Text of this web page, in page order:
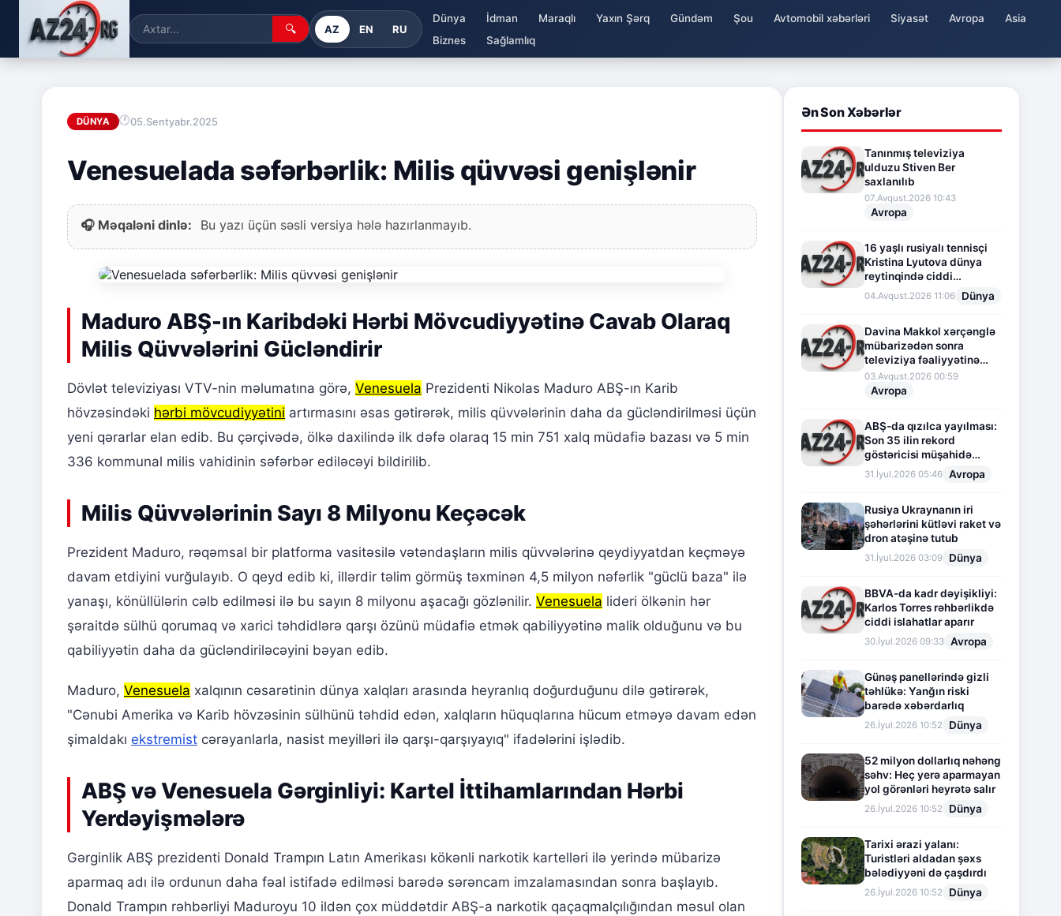
🔍 AZ EN RU
Dünya İdman Maraqlı Yaxın Şərq Gündəm Şou Avtomobil xəbərləri Siyasət Avropa
Asia
Biznes
Sağlamlıq
DÜNYA 05.Sentyabr.2025
Venesuelada səfərbərlik: Milis qüvvəsi genişlənir
🎧 Məqaləni dinlə: Bu yazı üçün səsli versiya hələ hazırlanmayıb.
Maduro ABŞ-ın Karibdəki Hərbi Mövcudiyyətinə Cavab Olaraq
Milis Qüvvələrini Gücləndirir
Dövlət televiziyası VTV-nin məlumatına görə, Venesuela Prezidenti Nikolas Maduro ABŞ-ın Karib
hövzəsindəki hərbi mövcudiyyətini artırmasını əsas gətirərək, milis qüvvələrinin daha da gücləndirilməsi üçün
yeni qərarlar elan edib. Bu çərçivədə, ölkə daxilində ilk dəfə olaraq 15 min 751 xalq müdafiə bazası və 5 min
336 kommunal milis vahidinin səfərbər ediləcəyi bildirilib.
Milis Qüvvələrinin Sayı 8 Milyonu Keçəcək
Prezident Maduro, rəqəmsal bir platforma vasitəsilə vətəndaşların milis qüvvələrinə qeydiyyatdan keçməyə
davam etdiyini vurğulayıb. O qeyd edib ki, illərdir təlim görmüş təxminən 4,5 milyon nəfərlik "güclü baza" ilə
yanaşı, könüllülərin cəlb edilməsi ilə bu sayın 8 milyonu aşacağı gözlənilir. Venesuela lideri ölkənin hər
şəraitdə sülhü qorumaq və xarici təhdidlərə qarşı özünü müdafiə etmək qabiliyyətinə malik olduğunu və bu
qabiliyyətin daha da gücləndiriləcəyini bəyan edib.
Maduro, Venesuela xalqının cəsarətinin dünya xalqları arasında heyranlıq doğurduğunu dilə gətirərək,
"Cənubi Amerika və Karib hövzəsinin sülhünü təhdid edən, xalqların hüquqlarına hücum etməyə davam edən
şimaldakı ekstremist cərəyanlarla, nasist meyilləri ilə qarşı-qarşıyayıq" ifadələrini işlədib.
ABŞ və Venesuela Gərginliyi: Kartel İttihamlarından Hərbi
Yerdəyişmələrə
Gərginlik ABŞ prezidenti Donald Trampın Latın Amerikası kökənli narkotik kartelləri ilə yerində mübarizə
aparmaq adı ilə ordunun daha fəal istifadə edilməsi barədə sərəncam imzalamasından sonra başlayıb.
Donald Trampın rəhbərliyi Maduroyu 10 ildən çox müddətdir ABŞ-a narkotik qaçaqmalçılığından məsul olan
Ən Son Xəbərlər
Tanınmış televiziya
ulduzu Stiven Ber
saxlanılıb
07.Avqust.2026 10:43
Avropa
16 yaşlı rusiyalı tennisçi
Kristina Lyutova dünya
reytinqində ciddi
irəliləyişə imza atdı
04.Avqust.2026 11:06 Dünya
Davina Makkol xərçənglə
mübarizədən sonra
televiziya fəaliyyətinə
fasilə verir
03.Avqust.2026 00:59
Avropa
ABŞ-da qızılca yayılması:
Son 35 ilin rekord
göstəricisi müşahidə
olunur
31.İyul.2026 05:46 Avropa
Rusiya Ukraynanın iri
şəhərlərini kütləvi raket və
dron atəşinə tutub
31.İyul.2026 03:09 Dünya
BBVA-da kadr dəyişikliyi:
Karlos Torres rəhbərlikdə
ciddi islahatlar aparır
30.İyul.2026 09:33 Avropa
Günəş panellərində gizli
təhlükə: Yanğın riski
barədə xəbərdarlıq
26.İyul.2026 10:52 Dünya
52 milyon dollarlıq nəhəng
səhv: Heç yerə aparmayan
yol görənləri heyrətə salır
26.İyul.2026 10:52 Dünya
Tarixi ərazi yalanı:
Turistləri aldadan şəxs
bələdiyyəni də çaşdırdı
26.İyul.2026 10:52 Dünya